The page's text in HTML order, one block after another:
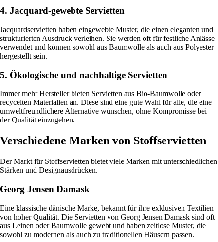
4. Jacquard-gewebte Servietten
Jacquardservietten haben eingewebte Muster, die einen eleganten und
strukturierten Ausdruck verleihen. Sie werden oft für festliche Anlässe
verwendet und können sowohl aus Baumwolle als auch aus Polyester
hergestellt sein.
5. Ökologische und nachhaltige Servietten
Immer mehr Hersteller bieten Servietten aus Bio-Baumwolle oder
recycelten Materialien an. Diese sind eine gute Wahl für alle, die eine
umweltfreundlichere Alternative wünschen, ohne Kompromisse bei
der Qualität einzugehen.
Verschiedene Marken von Stoffservietten
Der Markt für Stoffservietten bietet viele Marken mit unterschiedlichen
Stärken und Designausdrücken.
Georg Jensen Damask
Eine klassische dänische Marke, bekannt für ihre exklusiven Textilien
von hoher Qualität. Die Servietten von Georg Jensen Damask sind oft
aus Leinen oder Baumwolle gewebt und haben zeitlose Muster, die
sowohl zu modernen als auch zu traditionellen Häusern passen.